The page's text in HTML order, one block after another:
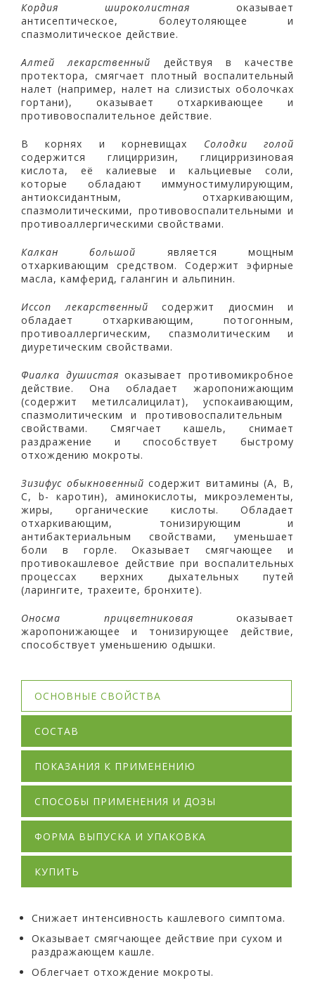
Кордия широколистная оказывает
антисептическое, болеутоляющее и
спазмолитическое действие.
Алтей лекарственный действуя в качестве
протектора, смягчает плотный воспалительный
налет (например, налет на слизистых оболочках
гортани), оказывает отхаркивающее и
противовоспалительное действие.
В корнях и корневищах Солодки голой
содержится глицирризин, глицирризиновая
кислота, её калиевые и кальциевые соли,
которые обладают иммуностимулирующим,
антиоксидантным, отхаркивающим,
спазмолитическими, противовоспалительными и
противоаллергическими свойствами.
Калкан большой является мощным
отхаркивающим средством. Содержит эфирные
масла, камферид, галангин и альпинин.
Иссоп лекарственный содержит диосмин и
обладает отхаркивающим, потогонным,
противоаллергическим, спазмолитическим и
диуретическим свойствами.
Фиалка душистая оказывает противомикробное
действие. Она обладает жаропонижающим
(содержит метилсалицилат), успокаивающим,
спазмолитическим и противовоспалительным
свойствами. Смягчает кашель, снимает
раздражение и способствует быстрому
отхождению мокроты.
Зизифус обыкновенныйсодержит витамины (А, В,
С, b- каротин), аминокислоты, микроэлементы,
жиры, органические кислоты. Обладает
отхаркивающим, тонизирующим и
антибактериальным свойствами, уменьшает
боли в горле. Оказывает смягчающее и
противокашлевое действие при воспалительных
процессах верхних дыхательных путей
(ларингите, трахеите, бронхите).
Оносма прицветниковая оказывает
жаропонижающее и тонизирующее действие,
способствует уменьшению одышки.
ОСНОВНЫЕ СВОЙСТВА
СОСТАВ
ПОКАЗАНИЯ К ПРИМЕНЕНИЮ
СПОСОБЫ ПРИМЕНЕНИЯ И ДОЗЫ
ФОРМА ВЫПУСКА И УПАКОВКА
КУПИТЬ
Снижает интенсивность кашлевого симптома.
Оказывает смягчающее действие при сухом и
раздражающем кашле.
Облегчает отхождение мокроты.